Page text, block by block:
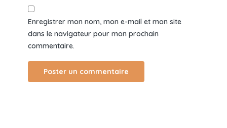
Enregistrer mon nom, mon e-mail et mon site
dans le navigateur pour mon prochain
commentaire.